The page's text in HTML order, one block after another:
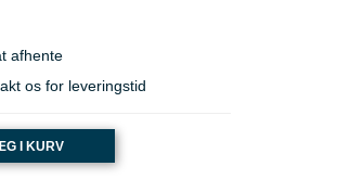
afhente
os for leveringstid
I KURV